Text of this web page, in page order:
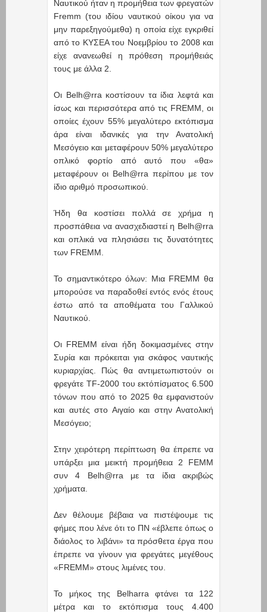
Ναυτικού ήταν η προμήθεια των φρεγατών
Fremm (του ιδίου ναυτικού οίκου για να
μην παρεξηγούμεθα) η οποία είχε εγκριθεί
από το ΚΥΣΕΑ του Νοεμβρίου το 2008 και
είχε ανανεωθεί η πρόθεση προμήθειάς
τους με άλλα 2.
Οι Belh@rra κοστίσουν τα ίδια λεφτά και
ίσως και περισσότερα από τις FREMM, οι
οποίες έχουν 55% μεγαλύτερο εκτόπισμα
άρα είναι ιδανικές για την Ανατολική
Μεσόγειο και μεταφέρουν 50% μεγαλύτερο
οπλικό φορτίο από αυτό που «θα»
μεταφέρουν οι Belh@rra περίπου με τον
ίδιο αριθμό προσωπικού.
Ήδη θα κοστίσει πολλά σε χρήμα η
προσπάθεια να ανασχεδιαστεί η Belh@rra
και οπλικά να πλησιάσει τις δυνατότητες
των FREMM.
Το σημαντικότερο όλων: Μια FREMM θα
μπορούσε να παραδοθεί εντός ενός έτους
έστω από τα αποθέματα του Γαλλικού
Ναυτικού.
Οι FREMM είναι ήδη δοκιμασμένες στην
Συρία και πρόκειται για σκάφος ναυτικής
κυριαρχίας. Πώς θα αντιμετωπιστούν οι
φρεγάτε TF-2000 του εκτόπίσματος 6.500
τόνων που από το 2025 θα εμφανιστούν
και αυτές στο Αιγαίο και στην Ανατολική
Μεσόγειο;
Στην χειρότερη περίπτωση θα έπρεπε να
υπάρξει μια μεικτή προμήθεια 2 FEMM
συν 4 Belh@rra με τα ίδια ακριβώς
χρήματα.
Δεν θέλουμε βέβαια να πιστέψουμε τις
φήμες που λένε ότι το ΠΝ «έβλεπε όπως ο
διάολος το λιβάνι» τα πρόσθετα έργα που
έπρεπε να γίνουν για φρεγάτες μεγέθους
«FREMM» στους λιμένες του.
Το μήκος της Belharra φτάνει τα 122
μέτρα και το εκτόπισμα τους 4.400